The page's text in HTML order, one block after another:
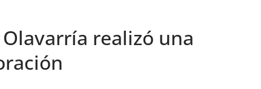
realizó una